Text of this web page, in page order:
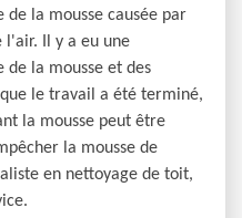
la mousse causée par
Il y a eu une
de la mousse et des
le travail a été terminé,
la mousse peut être
la mousse de
en nettoyage de toit,